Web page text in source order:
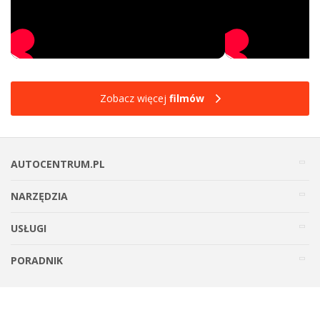
Zobacz więcej filmów
AUTOCENTRUM.PL
NARZĘDZIA
USŁUGI
PORADNIK